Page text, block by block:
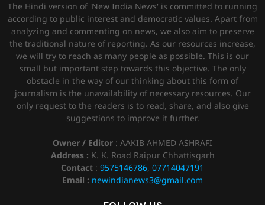
The Hindi version of 'New India News' is committed to running
according to public interest and democratic values. Apart from
analyzing and commenting on news, we also aim to preserve
the traditional nature of reporting. As our resources increase,
we will try to reach as many people as possible. This is our
small but important step towards this objective. The only
obstacle in the way of our thinking about this form of
journalism is the unavailability of necessary resources. Our
only request to the readers is to read, share, and also give
suggestions to improve it further.
Owner / Editor : AAKIB AHMED ASHRAFI
Address : K. K. Road Raipur Chhattisgarh
Contact : 9575146786, 07714047191
Email : newindianews3@gmail.com